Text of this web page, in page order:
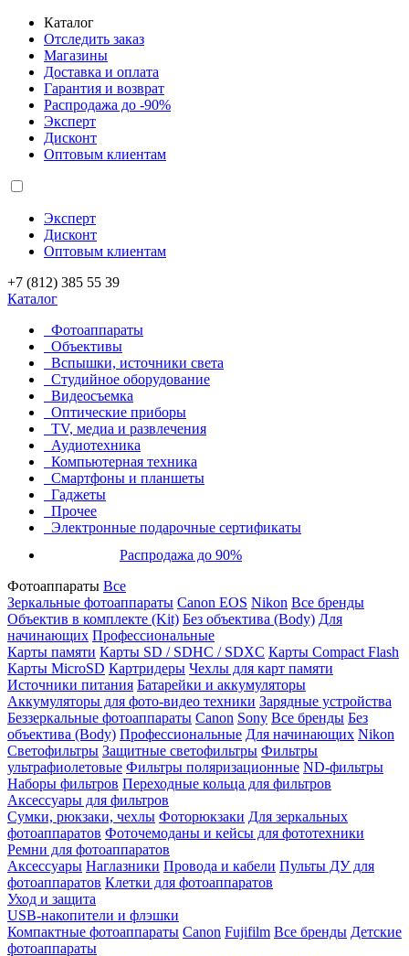
Каталог
Отследить заказ
Магазины
Доставка и оплата
Гарантия и возврат
Распродажа до -90%
Эксперт
Дисконт
Оптовым клиентам
Эксперт
Дисконт
Оптовым клиентам
+7 (812) 385 55 39
Каталог
Фотоаппараты
Объективы
Вспышки, источники света
Студийное оборудование
Видеосъемка
Оптические приборы
TV, медиа и развлечения
Аудиотехника
Компьютерная техника
Смартфоны и планшеты
Гаджеты
Прочее
Электронные подарочные сертификаты
Распродажа до 90%
Фотоаппараты Все
Зеркальные фотоаппараты Canon EOS Nikon Все бренды
Объектив в комплекте (Kit) Без объектива (Body) Для
начинающих Профессиональные
Карты памяти Карты SD / SDHC / SDXC Карты Compact Flash
Карты MicroSD Картридеры Чехлы для карт памяти
Источники питания Батарейки и аккумуляторы
Аккумуляторы для фото-видео техники Зарядные устройства
Беззеркальные фотоаппараты Canon Sony Все бренды Без
объектива (Body) Профессиональные Для начинающих Nikon
Светофильтры Защитные светофильтры Фильтры
ультрафиолетовые Фильтры поляризационные ND-фильтры
Наборы фильтров Переходные кольца для фильтров
Аксессуары для фильтров
Сумки, рюкзаки, чехлы Фоторюкзаки Для зеркальных
фотоаппаратов Фоточемоданы и кейсы для фототехники
Ремни для фотоаппаратов
Аксессуары Наглазники Провода и кабели Пульты ДУ для
фотоаппаратов Клетки для фотоаппаратов
Уход и защита
USB-накопители и флэшки
Компактные фотоаппараты Canon Fujifilm Все бренды Детские
фотоаппараты